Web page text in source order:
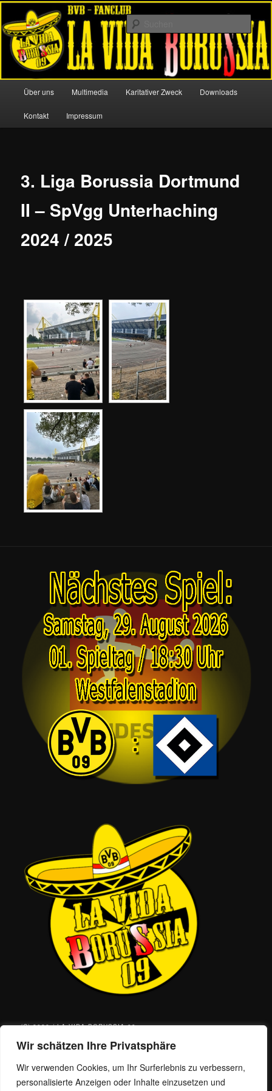
Wir schätzen Ihre Privatsphäre
Wir verwenden Cookies, um Ihr Surferlebnis zu verbessern,
personalisierte Anzeigen oder Inhalte einzusetzen und
Zum
primären
Inhalt
springenLa Vida Borussia 09
Offizieller Fanclub von Borussia Dortmund
HauptmenüÜber uns Multimedia Karitativer Zweck Downloads
Kontakt Impressum
3. Liga Borussia Dortmund
II – SpVgg Unterhaching
2024 / 2025
(C) 2026 / LA VIDA BORUSSIA 09
Instagram
E-Mail